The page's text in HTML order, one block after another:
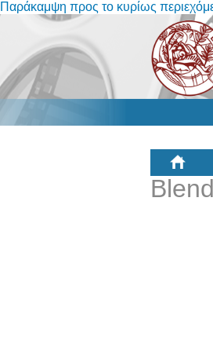
Παράκαμψη προς το κυρίως